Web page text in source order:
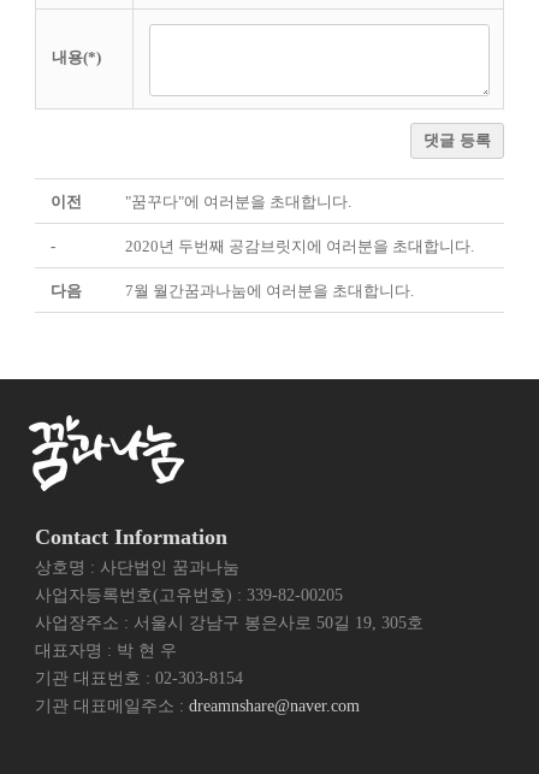
내용(*)
댓글 등록
이전 "꿈꾸다"에 여러분을 초대합니다.
- 2020년 두번째 공감브릿지에 여러분을 초대합니다.
다음 7월 월간꿈과나눔에 여러분을 초대합니다.
Contact Information
상호명 : 사단법인 꿈과나눔
사업자등록번호(고유번호) : 339-82-00205
사업장주소 : 서울시 강남구 봉은사로 50길 19, 305호
대표자명 : 박 현 우
기관 대표번호 : 02-303-8154
기관 대표메일주소 : dreamnshare@naver.com